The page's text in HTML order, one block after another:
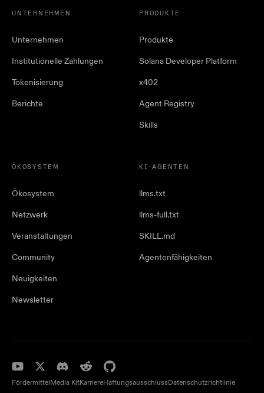
UNTERNEHMEN
Unternehmen
Institutionelle Zahlungen
Tokenisierung
Berichte
PRODUKTE
Produkte
Solana Developer Platform
x402
Agent Registry
Skills
ÖKOSYSTEM
Ökosystem
Netzwerk
Veranstaltungen
Community
Neuigkeiten
Newsletter
KI-AGENTEN
llms.txt
llms-full.txt
SKILL.md
Agentenfähigkeiten
FördermittelMedia KitKarriereHaftungsausschlussDatenschutzrichtlinie